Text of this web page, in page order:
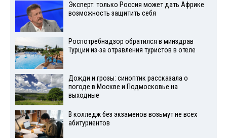
Эксперт: только Россия может дать Африке
возможность защитить себя
Роспотребнадзор обратился в минздрав
Турции из-за отравления туристов в отеле
Дожди и грозы: синоптик рассказала о
погоде в Москве и Подмосковье на
выходные
В колледж без экзаменов возьмут не всех
абитуриентов